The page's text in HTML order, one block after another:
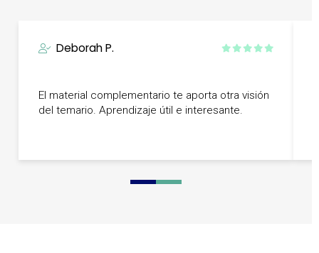
Deborah P.
El material complementario te aporta otra visión
del temario. Aprendizaje útil e interesante.
0 1 2 3